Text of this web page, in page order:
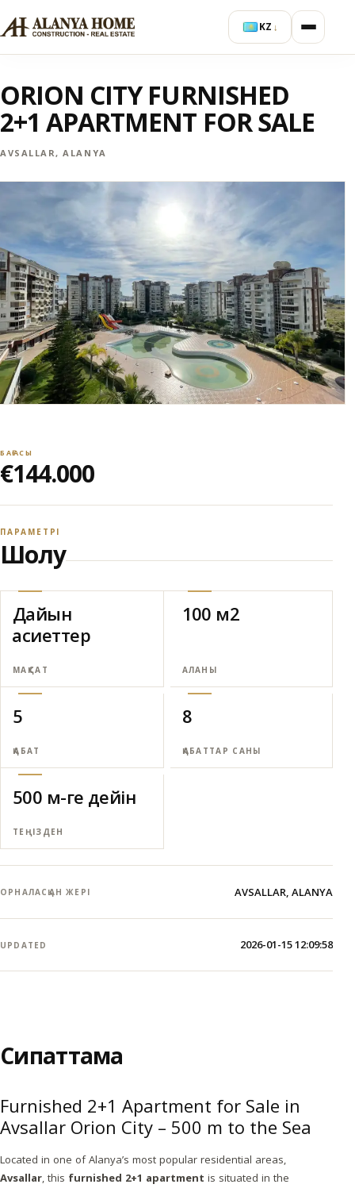
KZ ↓
ORION CITY FURNISHED
2+1 APARTMENT FOR SALE
AVSALLAR, ALANYA
БАҒАСЫ
€144.000
ПАРАМЕТРІ
Шолу
Дайын
Қасиеттер
МАҚСАТ
100 м2
АЛАНЫ
5
ҚАБАТ
8
ҚАБАТТАР САНЫ
500 м-ге дейін
ТЕҢІЗДЕН
ОРНАЛАСҚАН ЖЕРІ AVSALLAR, ALANYA
UPDATED 2026-01-15 12:09:58
Сипаттама
Furnished 2+1 Apartment for Sale in
Avsallar Orion City – 500 m to the Sea
Located in one of Alanya’s most popular residential areas,
Avsallar, this furnished 2+1 apartment is situated in the